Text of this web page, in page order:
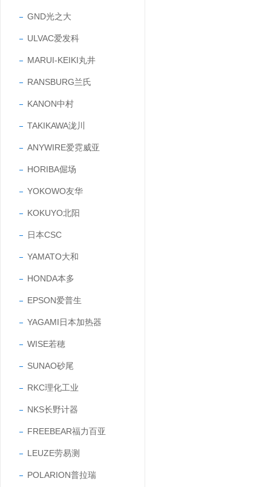
GND光之大
ULVAC爱发科
MARUI-KEIKI丸井
RANSBURG兰氏
KANON中村
TAKIKAWA泷川
ANYWIRE爱霓威亚
HORIBA倔场
YOKOWO友华
KOKUYO北阳
日本CSC
YAMATO大和
HONDA本多
EPSON爱普生
YAGAMI日本加热器
WISE若穂
SUNAO砂尾
RKC理化工业
NKS长野计器
FREEBEAR福力百亚
LEUZE劳易测
POLARION普拉瑞